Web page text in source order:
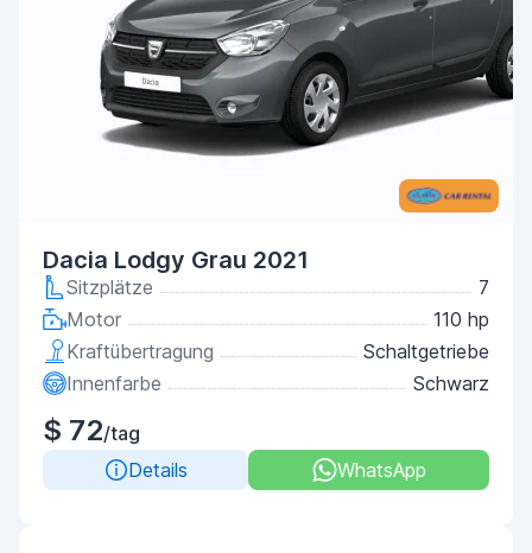
Dacia Lodgy Grau 2021
Sitzplätze
7
Motor
110 hp
Kraftübertragung
Schaltgetriebe
Innenfarbe
Schwarz
$ 72/tag
Details
WhatsApp